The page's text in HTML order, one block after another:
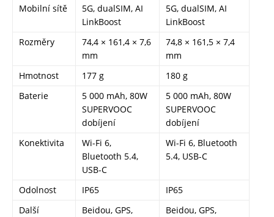
Mobilní sítě
5G, dualSIM, AI
LinkBoost
5G, dualSIM, AI
LinkBoost
Rozměry
74,4 × 161,4 × 7,6
mm
74,8 × 161,5 × 7,4
mm
Hmotnost
177 g
180 g
Baterie
5 000 mAh, 80W
SUPERVOOC
dobíjení
5 000 mAh, 80W
SUPERVOOC
dobíjení
Konektivita
Wi-Fi 6,
Bluetooth 5.4,
USB-C
Wi-Fi 6, Bluetooth
5.4, USB-C
Odolnost IP65
IP65
Další
Beidou, GPS,
Beidou, GPS,